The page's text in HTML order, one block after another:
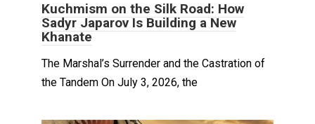
Kuchmism on the Silk Road: How
Sadyr Japarov Is Building a New
Khanate
The Marshal’s Surrender and the Castration of
the Tandem On July 3, 2026, the